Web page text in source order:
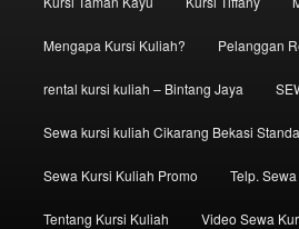
Mengapa Kursi Kuliah? Pelanggan
rental kursi kuliah – Bintang Jaya
Sewa kursi kuliah Cikarang Bekasi
Sewa Kursi Kuliah Promo Telp.
Tentang Kursi Kuliah Video Sewa